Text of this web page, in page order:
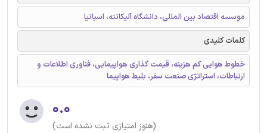
موسسه اقتصاد بین المللی، دانشگاه آلیکانته، اسپانیا
کلمات کلیدی
خطوط هوایی کم هزینه، قیمت گذاری هواپیمایی، فناوری اطلاعات و
ارتباطات، استراتژی صنعت سفر، بلیط هواپیما
۰.۰
(هنوز امتیازی ثبت نشده است)